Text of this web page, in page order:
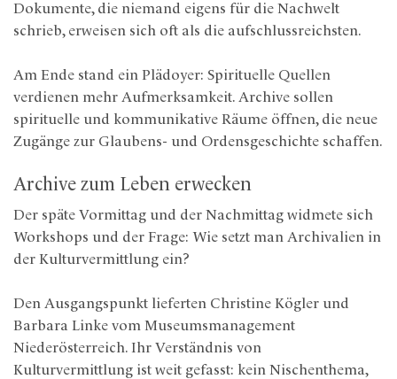
Dokumente, die niemand eigens für die Nachwelt
schrieb, erweisen sich oft als die aufschlussreichsten.
Am Ende stand ein Plädoyer: Spirituelle Quellen
verdienen mehr Aufmerksamkeit. Archive sollen
spirituelle und kommunikative Räume öffnen, die neue
Zugänge zur Glaubens- und Ordensgeschichte schaffen.
Archive zum Leben erwecken
Der späte Vormittag und der Nachmittag widmete sich
Workshops und der Frage: Wie setzt man Archivalien in
der Kulturvermittlung ein?
Den Ausgangspunkt lieferten Christine Kögler und
Barbara Linke vom Museumsmanagement
Niederösterreich. Ihr Verständnis von
Kulturvermittlung ist weit gefasst: kein Nischenthema,